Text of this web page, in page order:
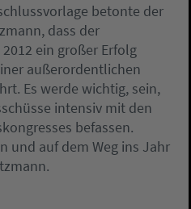
betonte der
dass der
ein großer Erfolg
außerordentlichen
Es werde wichtig, sein,
intensiv mit den
befassen.
und auf dem Weg ins Jahr